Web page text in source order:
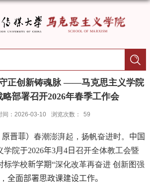
正创新铸魂脉 ——马克思主义学院
部署召开2026年春季工作会
间：2026-03-10 浏览次数： 59
晋菲） 春潮澎湃起，扬帆奋进时。 中国
学院于2026年3月 4 日 召开全体教工会暨
标学校新学期“深化改革再奋进 创新图强
全面部署思政课建设工作。